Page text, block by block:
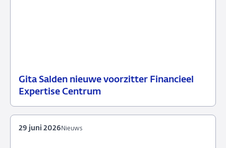
Gita Salden nieuwe voorzitter Financieel
Expertise Centrum
07
Nieuws
Nieuws
29 juni 2026